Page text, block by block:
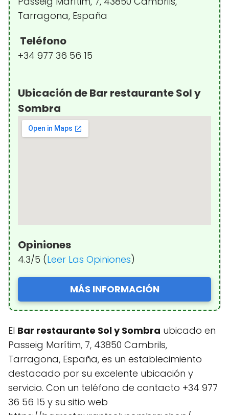
Tarragona, España
Teléfono
+34 977 36 56 15
Ubicación de Bar restaurante Sol y
Sombra
Opiniones
4.3/5 (Leer Las Opiniones)
MÁS INFORMACIÓN
El Bar restaurante Sol y Sombra ubicado en
Passeig Marítim, 7, 43850 Cambrils,
Tarragona, España, es un establecimiento
destacado por su excelente ubicación y
servicio. Con un teléfono de contacto +34 977
36 56 15 y su sitio web